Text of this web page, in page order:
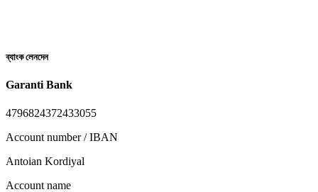
ব্যাংক লেনদেন
Garanti Bank
4796824372433055
Account number / IBAN
Antoian Kordiyal
Account name